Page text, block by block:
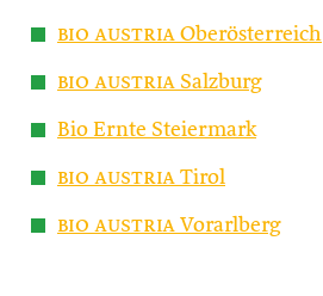
bio austria Oberösterreich
bio austria Salzburg
Bio Ernte Steiermark
bio austria Tirol
bio austria Vorarlberg